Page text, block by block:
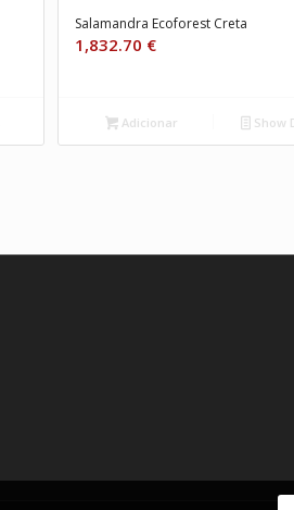
Salamandra Ecoforest Creta
1,832.70 €
Adicionar Show